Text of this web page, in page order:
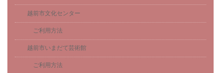
越前市文化センター
ご利用方法
越前市いまだて芸術館
ご利用方法